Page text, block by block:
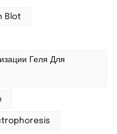
Blot
Геля Для